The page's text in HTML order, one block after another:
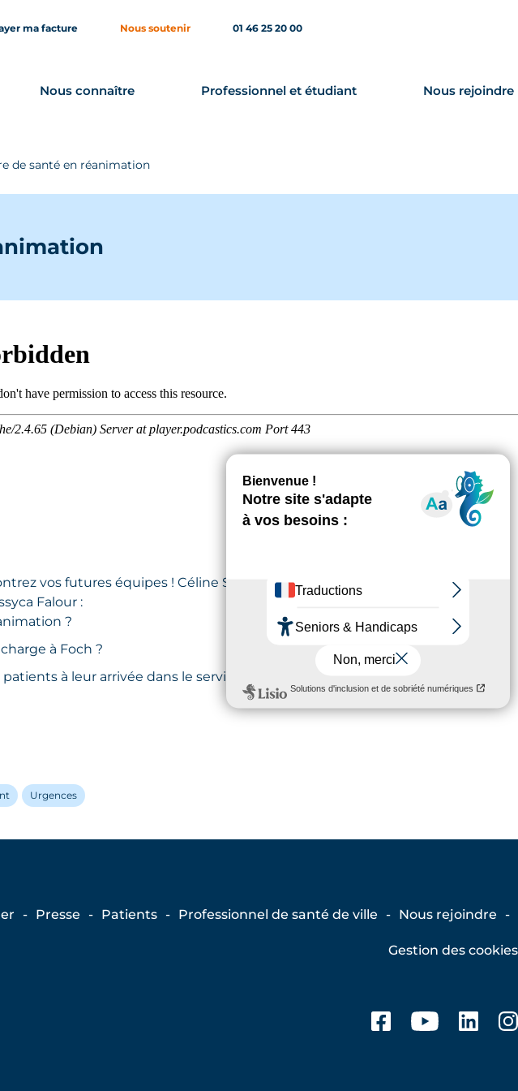
ma facture Nous soutenir 01 46 25 20 00
Nous connaître Professionnel et étudiant Nous rejoindre
de santé en réanimation
vos futures équipes ! Céline Sorzio, cadre de santé en
Falour :
?
à Foch ?
à leur arrivée dans le service ?
Urgences
Presse Patients Professionnel de santé de ville Nous rejoindre
Gestion des cookies
Facebook